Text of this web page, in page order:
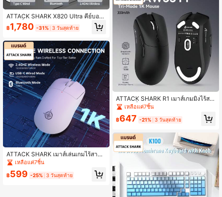
ATTACK SHARK X820 Ultra คีย์บอร์
ดเกมมิ่งไร้สายแบบกลไก พร้อมจอแสดง
ผลอัจฉริยะ TFT และปุ่มหมุน, คีย์บอร์ด
บร้อน ติดตั้งแบบกัสเก็ต, โหมดสามทาง
฿1,780 -31% 3 วันสุดท้าย
ATTACK SHARK เมาส์เล่นเกมไร้สาย
MAGIC-REFINER G6,ปรับ DPI ได้ 24
000,เมาส์น้ำหนักเบา 72 กรัม,อัตรากา
รสำรวจ 1000Hz,เมาส์เล่นเกม Tir-Mo
เหลือแค่7ชิ้น
฿599 -25% 3 วันสุดท้าย
ATTACK SHARK R1 เมาส์เกมมิ่งไร้สา
ย, การเชื่อมต่อ 3 โหมด (2.4G/Wired/
Bluetooth 5.2), ดีไซน์น้ำหนักเบา 55 ก
รัม, เซ็นเซอร์ออปติคอล 18K DPI, อายุก
รีรศาสตร์, เข้ากันได้กับ PC/Laptop/Wi
ndows System
เหลือแค่7ชิ้น
฿647 -21% 3 วันสุดท้าย